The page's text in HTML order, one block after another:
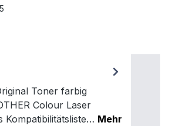
Toner farbig
Colour Laser
Kompatibilitätsliste… Mehr